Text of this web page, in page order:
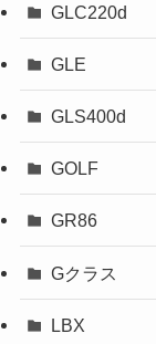
GLC220d
GLE
GLS400d
GOLF
GR86
Gクラス
LBX